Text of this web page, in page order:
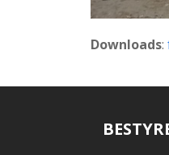
Downloads: